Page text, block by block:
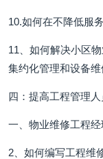
10.如何在不降低服
11、如何解决小区
集约化管理和设备
四：提高工程管理
一、物业维修工程
2、如何编写工程维